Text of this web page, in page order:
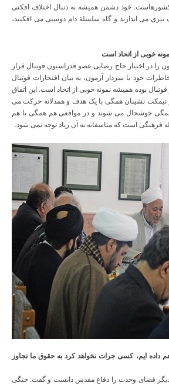
کشورهاست. خود دشمن همیشه به دنبال اختلاف افکنی
می اندازند و گاه سلسلۀ دام دوستی می افکنند،
خوبی از اتحاد است
را در اختیار حاج رضایی عضو فدراسیون فوتبال قرار
خود با سردار آزمون، به بیان افتخارات فوتبال
بوده همیشه نمونه خوبی از اتحاد است. این اتفاق
نیمکت نشینان همگی با یک هدف و همدلانه حرکت می
خوشحال می شوند و در مواقعی هم همگی با هم
فرهنگی است که متاسفانه به آن زیاد توجه نمی شود.
ایم، کسی جرات نخواهد کرد به حقوق ما تجاوز
دیگر فضای وحدت را دفاع مقدس دانست و گفت: جنگی